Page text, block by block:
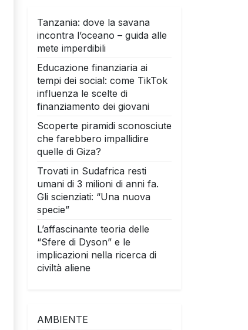
Tanzania: dove la savana
incontra l’oceano – guida alle
mete imperdibili
Educazione finanziaria ai
tempi dei social: come TikTok
influenza le scelte di
finanziamento dei giovani
Scoperte piramidi sconosciute
che farebbero impallidire
quelle di Giza?
Trovati in Sudafrica resti
umani di 3 milioni di anni fa.
Gli scienziati: “Una nuova
specie”
L’affascinante teoria delle
“Sfere di Dyson” e le
implicazioni nella ricerca di
civiltà aliene
AMBIENTE